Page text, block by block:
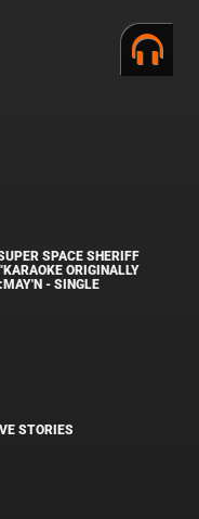
SPACE SHERIFF
ORIGINALLY
- SINGLE
STORIES